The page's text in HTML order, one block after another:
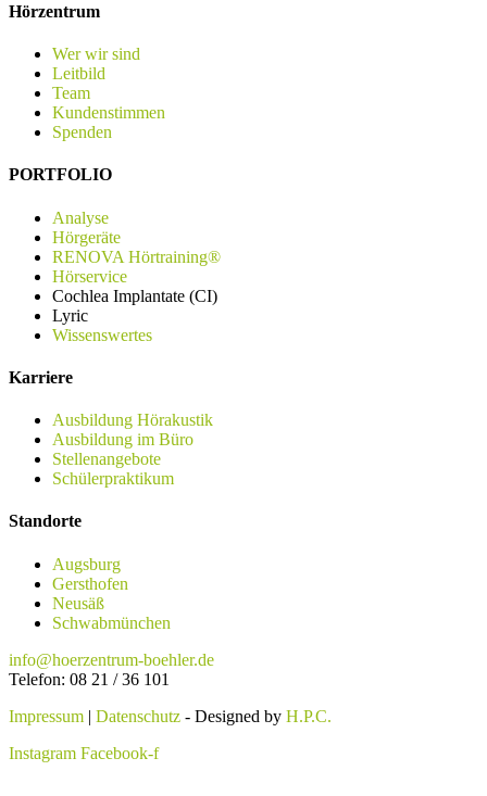
Hörzentrum
Wer wir sind
Leitbild
Team
Kundenstimmen
Spenden
PORTFOLIO
Analyse
Hörgeräte
RENOVA Hörtraining®
Hörservice
Cochlea Implantate (CI)
Lyric
Wissenswertes
Karriere
Ausbildung Hörakustik
Ausbildung im Büro
Stellenangebote
Schülerpraktikum
Standorte
Augsburg
Gersthofen
Neusäß
Schwabmünchen
info@hoerzentrum-boehler.de
Telefon: 08 21 / 36 101
Impressum | Datenschutz - Designed by H.P.C.
Instagram Facebook-f